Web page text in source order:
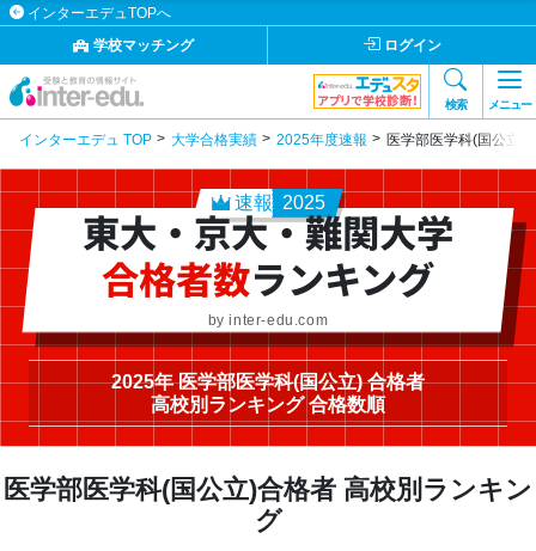
インターエデュTOPへ
学校マッチング
ログイン
検索 メニュー
インターエデュ TOP 大学合格実績 2025年度速報 医学部医学科(国公立)
速報 2025
東大・京大・難関大学
合格者数ランキング
by inter-edu.com
2025年 医学部医学科(国公立) 合格者
高校別ランキング 合格数順
医学部医学科(国公立)合格者 高校別ランキン
グ